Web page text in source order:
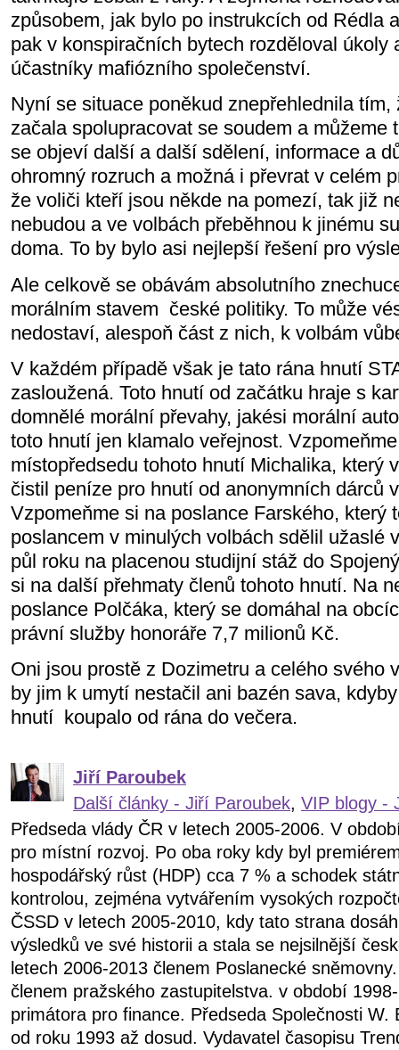
způsobem, jak bylo po instrukcích od Rédla
pak v konspiračních bytech rozděloval úkoly
účastníky mafiózního společenství.
Nyní se situace poněkud znepřehlednila tím,
začala spolupracovat se soudem a můžeme
se objeví další a další sdělení, informace a
ohromný rozruch a možná i převrat v celém
že voliči kteří jsou někde na pomezí, tak již
nebudou a ve volbách přeběhnou k jinému
doma. To by bylo asi nejlepší řešení pro
Ale celkově se obávám absolutního
morálním stavem české politiky. To může
nedostaví, alespoň část z nich, k volbám
V každém případě však je tato rána hnutí
zasloužená. Toto hnutí od začátku hraje s
domnělé morální převahy, jakési morální
toto hnutí jen klamalo veřejnost.
místopředsedu tohoto hnutí Michalika, který
čistil peníze pro hnutí od anonymních dárců
Vzpomeňme si na poslance Farského, který
poslancem v minulých volbách sdělil užaslé
půl roku na placenou studijní stáž do
si na další přehmaty členů tohoto hnutí. Na
poslance Polčáka, který se domáhal na
právní služby honoráře 7,7 milionů Kč.
Oni jsou prostě z Dozimetru a celého svého
by jim k umytí nestačil ani bazén sava,
hnutí koupalo od rána do večera.
Jiří Paroubek
Další články - Jiří Paroubek, VIP blogy -
Předseda vlády ČR v letech 2005-2006. V
pro místní rozvoj. Po oba roky kdy byl
hospodářský růst (HDP) cca 7 % a schodek
kontrolou, zejména vytvářením vysokých
ČSSD v letech 2005-2010, kdy tato strana
výsledků ve své historii a stala se nejsilnější
letech 2006-2013 členem Poslanecké
členem pražského zastupitelstva. v období
primátora pro finance. Předseda Společnosti W.
od roku 1993 až dosud. Vydavatel časopisu